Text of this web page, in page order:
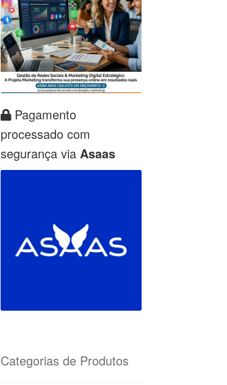
Pagamento
processado com
segurança via Asaas
Categorias de Produtos